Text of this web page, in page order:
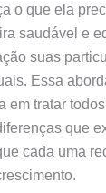
o que ela
saudável e
suas
Essa
em tratar
que
cada uma